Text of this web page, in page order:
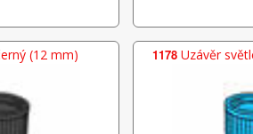
(12 mm) 1178 Uzávěr